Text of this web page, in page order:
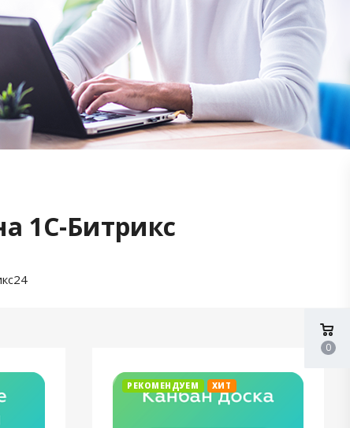
1С-Битрикс
РЕКОМЕНДУЕМ ХИТ
0